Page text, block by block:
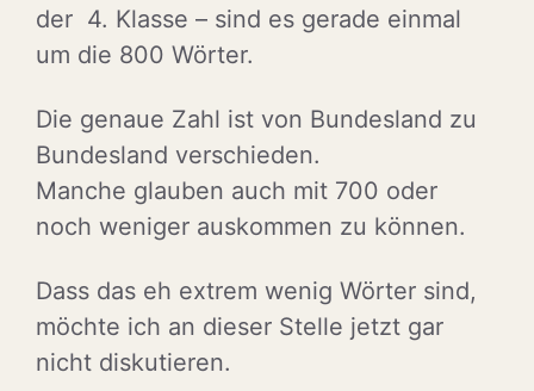
der 4. Klasse – sind es gerade einmal
um die 800 Wörter.
Die genaue Zahl ist von Bundesland zu
Bundesland verschieden.
Manche glauben auch mit 700 oder
noch weniger auskommen zu können.
Dass das eh extrem wenig Wörter sind,
möchte ich an dieser Stelle jetzt gar
nicht diskutieren.